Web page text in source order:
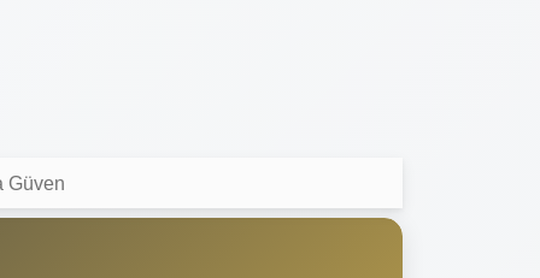
Güven